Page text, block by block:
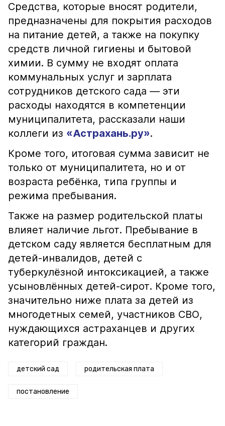
Средства, которые вносят родители,
предназначены для покрытия расходов
на питание детей, а также на покупку
средств личной гигиены и бытовой
химии. В сумму не входят оплата
коммунальных услуг и зарплата
сотрудников детского сада — эти
расходы находятся в компетенции
муниципалитета, рассказали наши
коллеги из «Астрахань.ру».
Кроме того, итоговая сумма зависит не
только от муниципалитета, но и от
возраста ребёнка, типа группы и
режима пребывания.
Также на размер родительской платы
влияет наличие льгот. Пребывание в
детском саду является бесплатным для
детей-инвалидов, детей с
туберкулёзной интоксикацией, а также
усыновлённых детей-сирот. Кроме того,
значительно ниже плата за детей из
многодетных семей, участников СВО,
нуждающихся астраханцев и других
категорий граждан.
детский сад родительская плата
постановление